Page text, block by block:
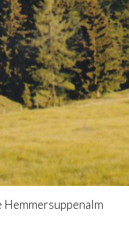
Hemmersuppenalm